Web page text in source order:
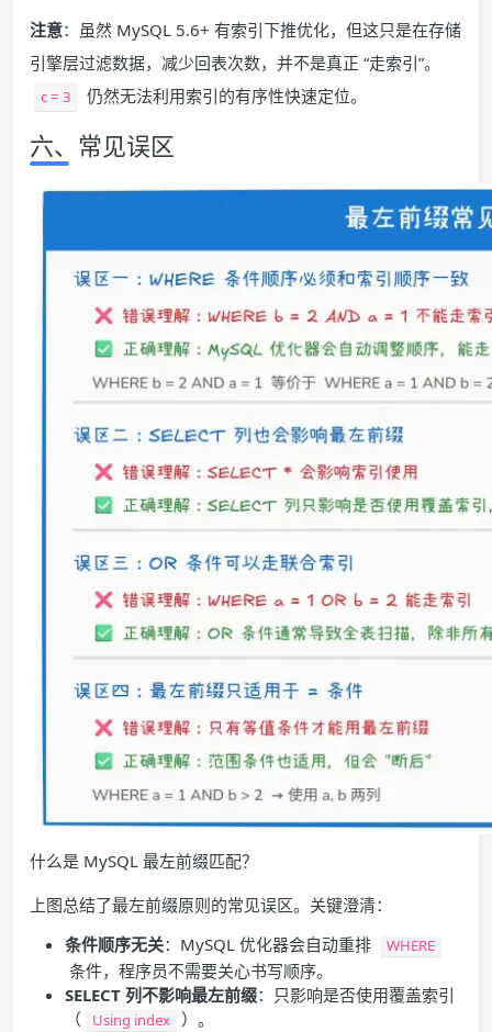
注意：虽然 MySQL 5.6+ 有索引下推优化，但这只是在存储
引擎层过滤数据，减少回表次数，并不是真正 “走索引”。
c = 3 仍然无法利用索引的有序性快速定位。
六、常见误区
什么是 MySQL 最左前缀匹配？
上图总结了最左前缀原则的常见误区。关键澄清：
条件顺序无关：MySQL 优化器会自动重排 WHERE
条件，程序员不需要关心书写顺序。
SELECT 列不影响最左前缀：只影响是否使用覆盖索引
（
Using index
）。